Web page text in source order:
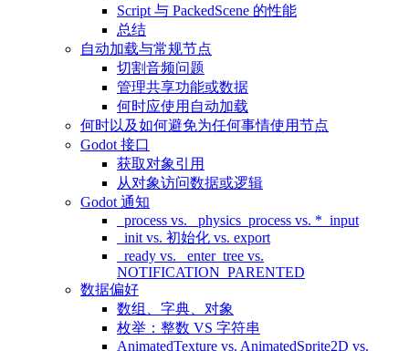
Script 与 PackedScene 的性能
总结
自动加载与常规节点
切割音频问题
管理共享功能或数据
何时应使用自动加载
何时以及如何避免为任何事情使用节点
Godot 接口
获取对象引用
从对象访问数据或逻辑
Godot 通知
_process vs. _physics_process vs. *_input
_init vs. 初始化 vs. export
_ready vs. _enter_tree vs.
NOTIFICATION_PARENTED
数据偏好
数组、字典、对象
枚举：整数 VS 字符串
AnimatedTexture vs. AnimatedSprite2D vs.